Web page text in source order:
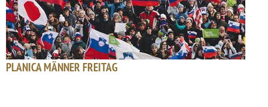
PLANICA MÄNNER FREITAG